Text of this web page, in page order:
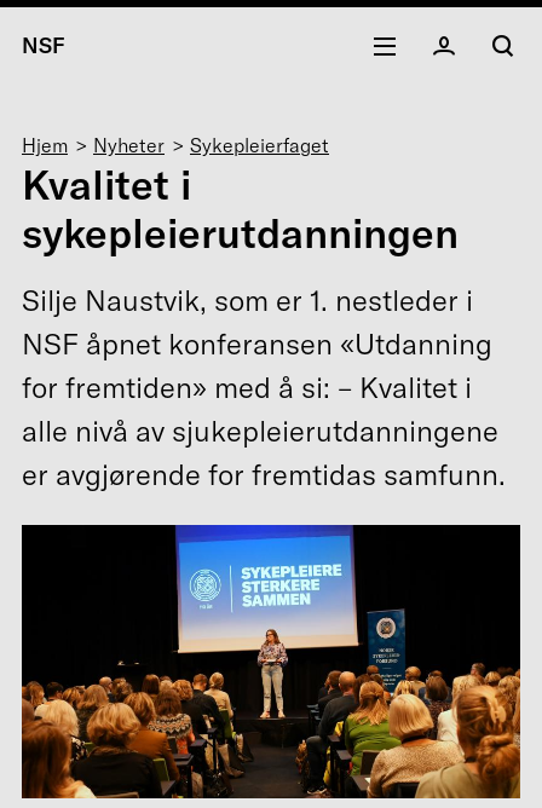
NSF
Navigasjonssti
Hjem Nyheter Sykepleierfaget
Kvalitet i
sykepleierutdanningen
Silje Naustvik, som er 1. nestleder i
NSF åpnet konferansen «Utdanning
for fremtiden» med å si: – Kvalitet i
alle nivå av sjukepleierutdanningene
er avgjørende for fremtidas samfunn.